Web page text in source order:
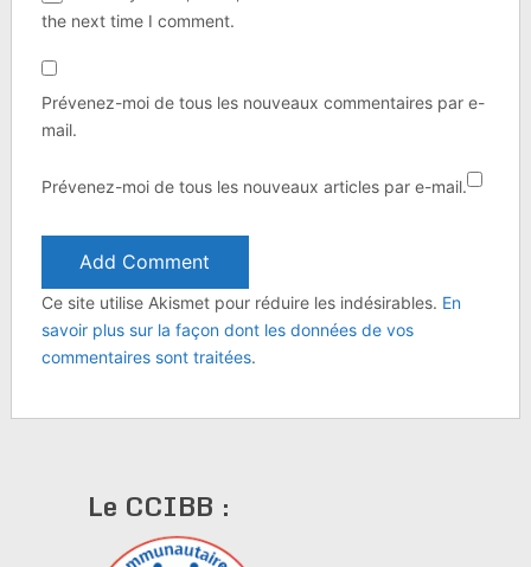
the next time I comment.
Prévenez-moi de tous les nouveaux commentaires par e-
mail.
Prévenez-moi de tous les nouveaux articles par e-mail.
Ce site utilise Akismet pour réduire les indésirables. En
savoir plus sur la façon dont les données de vos
commentaires sont traitées.
Le CCIBB :